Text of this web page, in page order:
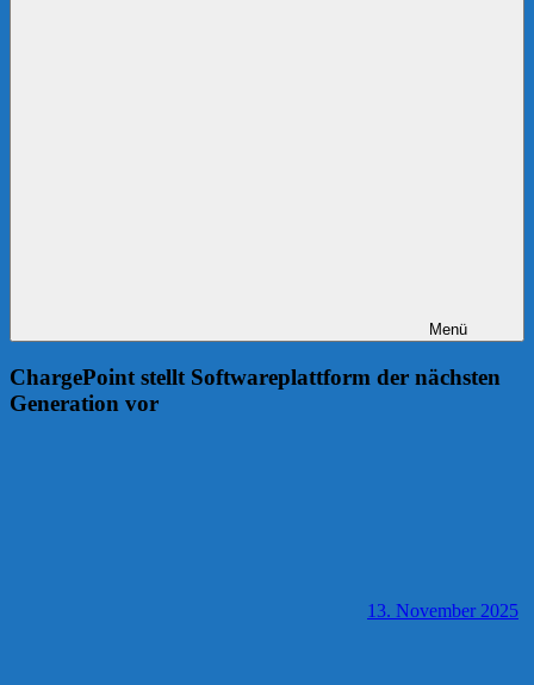
Menü
ChargePoint stellt Softwareplattform der nächsten
Generation vor
13. November 2025